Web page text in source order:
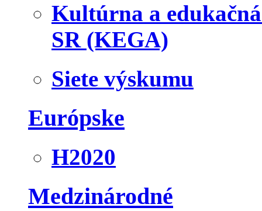
Kultúrna a
SR (KEGA)
Siete výskumu
Európske
H2020
Medzinárodné